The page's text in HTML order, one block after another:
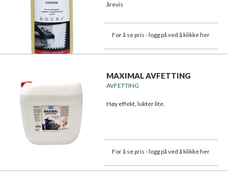
årevis
For å se pris - logg på ved å klikke her
MAXIMAL AVFETTING
AVFETTING
Høy effekt, lukter lite.
For å se pris - logg på ved å klikke her